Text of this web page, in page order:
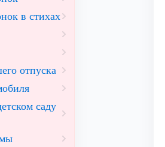
в стихах
отпуска
саду